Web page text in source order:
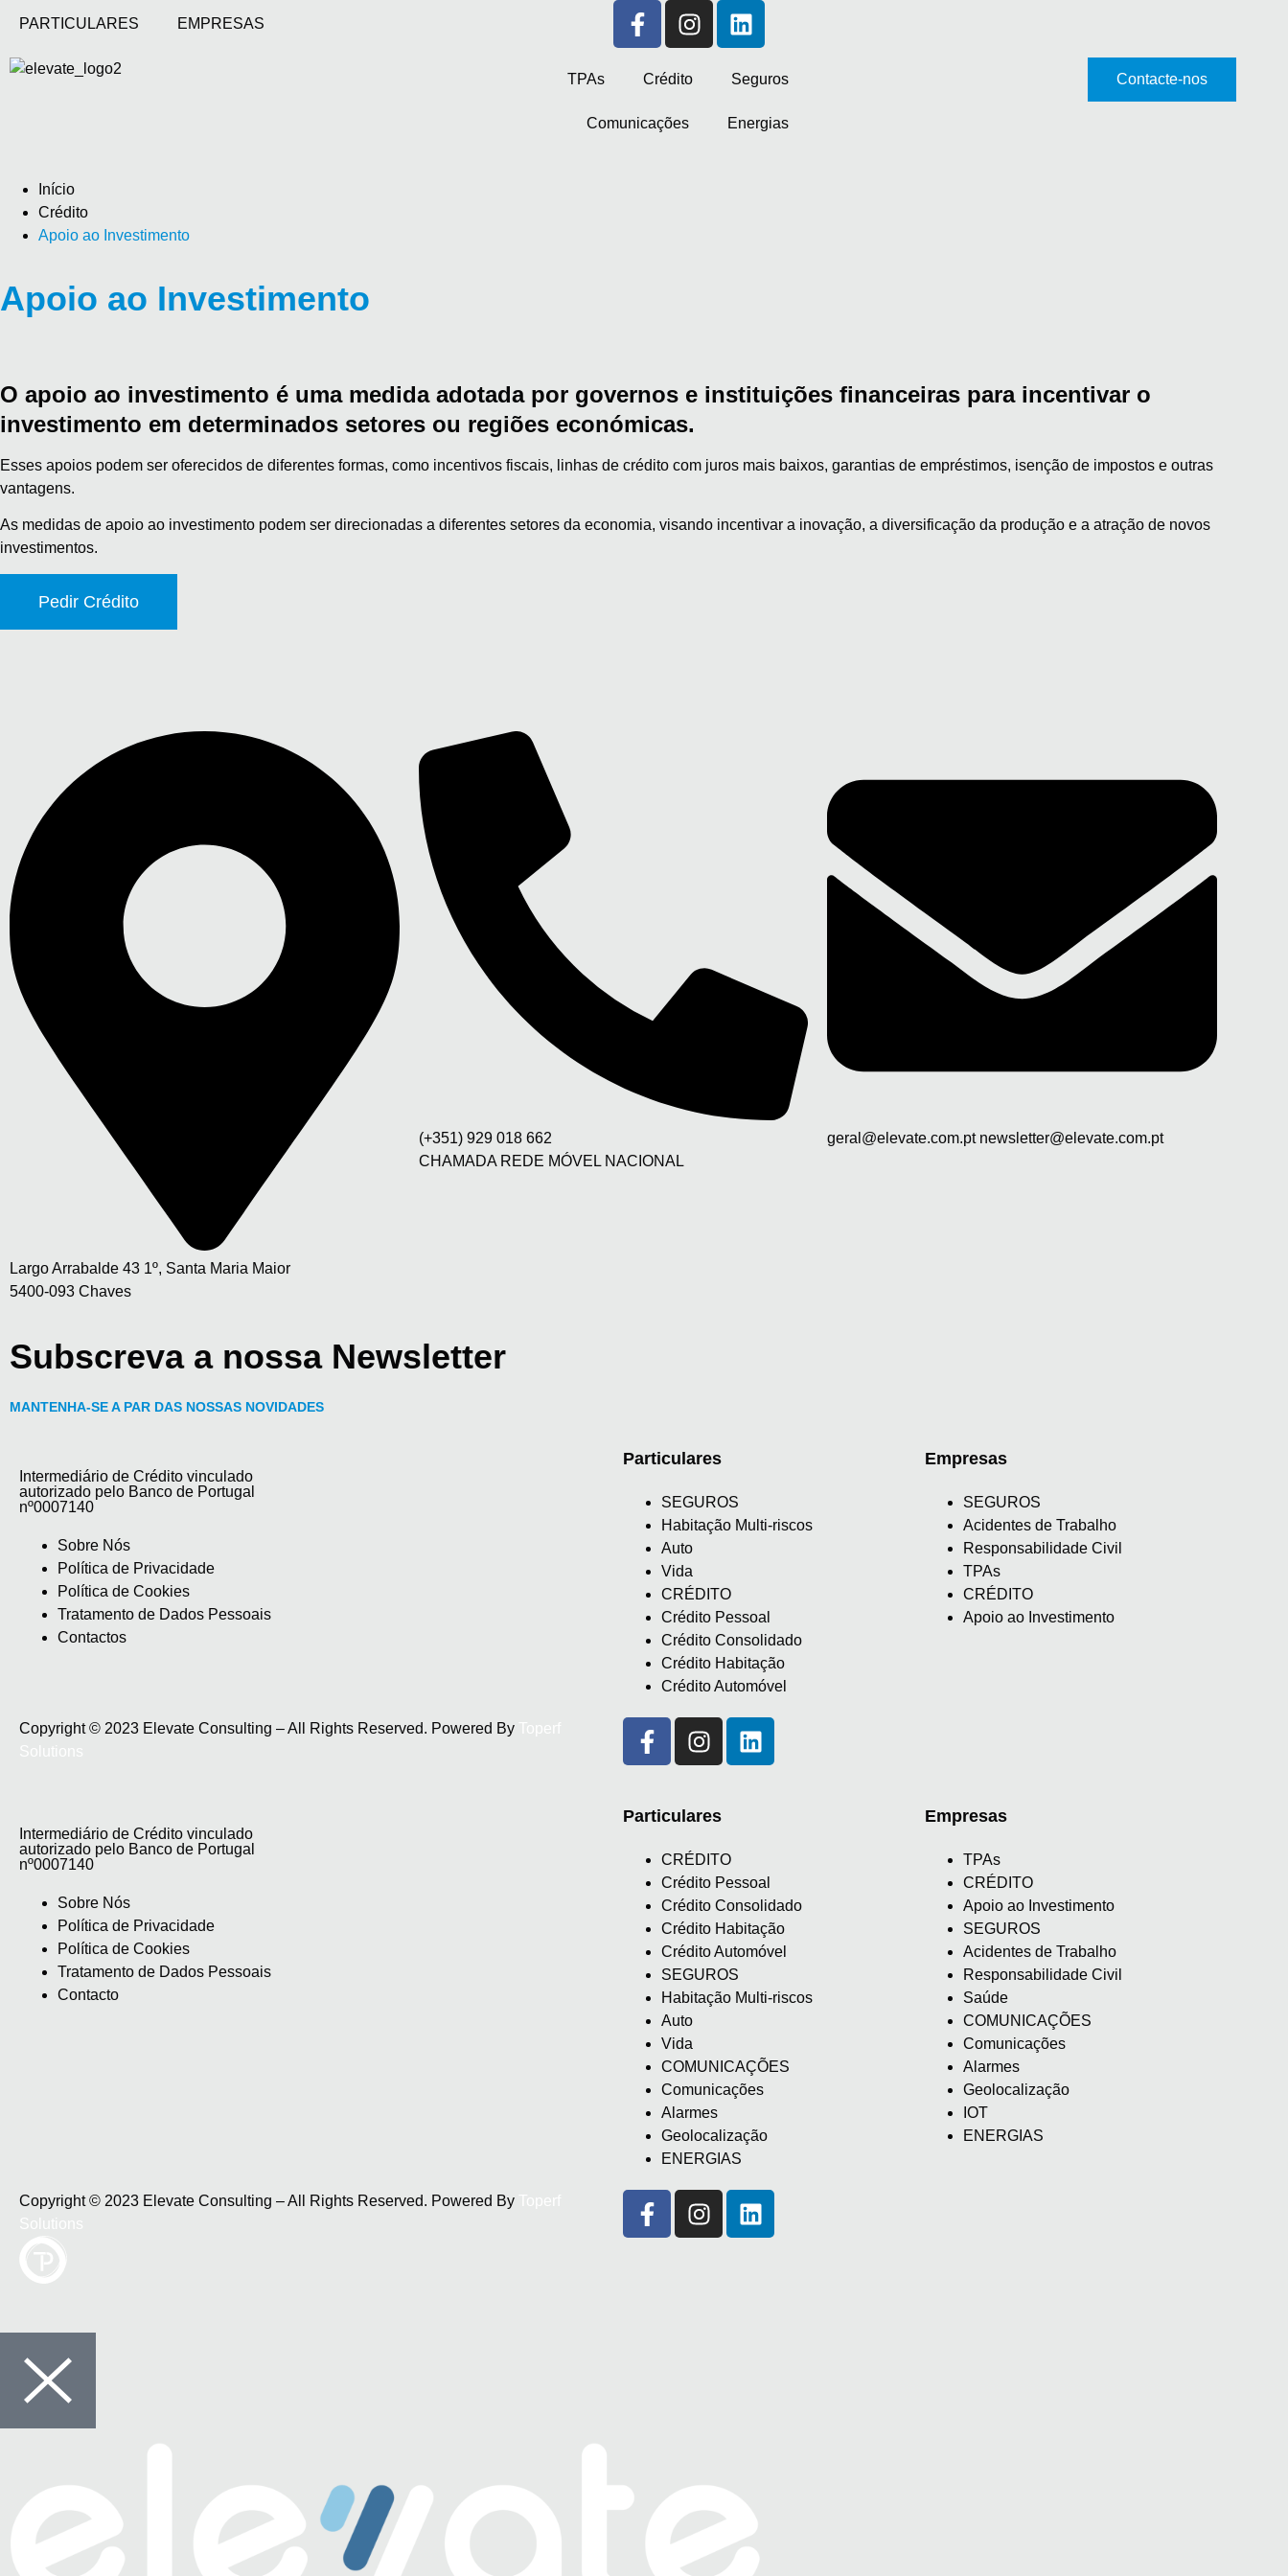
PARTICULARES EMPRESAS
TPAs Crédito Seguros
Comunicações Energias
Contacte-nos
Início
Crédito
Apoio ao Investimento
Apoio ao Investimento
O apoio ao investimento é uma medida adotada por governos e instituições financeiras para incentivar o
investimento em determinados setores ou regiões económicas.
Esses apoios podem ser oferecidos de diferentes formas, como incentivos fiscais, linhas de crédito com juros mais baixos, garantias de empréstimos, isenção de impostos e outras
vantagens.
As medidas de apoio ao investimento podem ser direcionadas a diferentes setores da economia, visando incentivar a inovação, a diversificação da produção e a atração de novos
investimentos.
Pedir Crédito
Largo Arrabalde 43 1º, Santa Maria Maior
5400-093 Chaves
(+351) 929 018 662
CHAMADA REDE MÓVEL NACIONAL
geral@elevate.com.pt newsletter@elevate.com.pt
Subscreva a nossa Newsletter
MANTENHA-SE A PAR DAS NOSSAS NOVIDADES
Intermediário de Crédito vinculado
autorizado pelo Banco de Portugal
nº0007140
Sobre Nós
Política de Privacidade
Política de Cookies
Tratamento de Dados Pessoais
Contactos
Particulares
SEGUROS
Habitação Multi-riscos
Auto
Vida
CRÉDITO
Crédito Pessoal
Crédito Consolidado
Crédito Habitação
Crédito Automóvel
Empresas
SEGUROS
Acidentes de Trabalho
Responsabilidade Civil
TPAs
CRÉDITO
Apoio ao Investimento
Copyright © 2023 Elevate Consulting – All Rights Reserved. Powered By
Intermediário de Crédito vinculado
autorizado pelo Banco de Portugal
nº0007140
Sobre Nós
Política de Privacidade
Política de Cookies
Tratamento de Dados Pessoais
Contacto
Particulares
CRÉDITO
Crédito Pessoal
Crédito Consolidado
Crédito Habitação
Crédito Automóvel
SEGUROS
Habitação Multi-riscos
Auto
Vida
COMUNICAÇÕES
Comunicações
Alarmes
Geolocalização
ENERGIAS
Empresas
TPAs
CRÉDITO
Apoio ao Investimento
SEGUROS
Acidentes de Trabalho
Responsabilidade Civil
Saúde
COMUNICAÇÕES
Comunicações
Alarmes
Geolocalização
IOT
ENERGIAS
Copyright © 2023 Elevate Consulting – All Rights Reserved. Powered By